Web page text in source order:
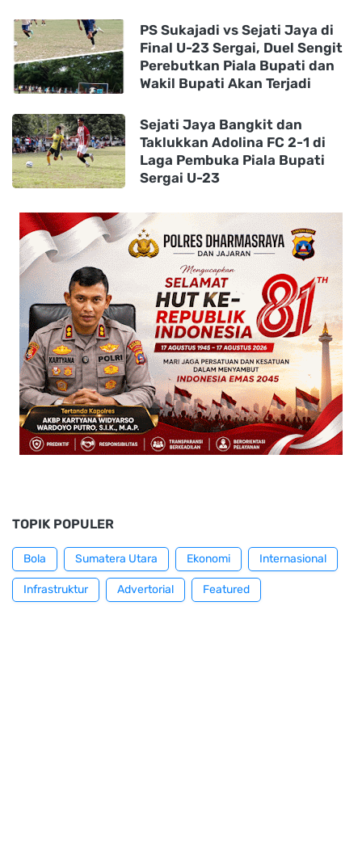
PS Sukajadi vs Sejati Jaya di
Final U-23 Sergai, Duel Sengit
Perebutkan Piala Bupati dan
Wakil Bupati Akan Terjadi
Sejati Jaya Bangkit dan
Taklukkan Adolina FC 2-1 di
Laga Pembuka Piala Bupati
Sergai U-23
TOPIK POPULER
Bola Sumatera Utara Ekonomi Internasional
Infrastruktur Advertorial Featured